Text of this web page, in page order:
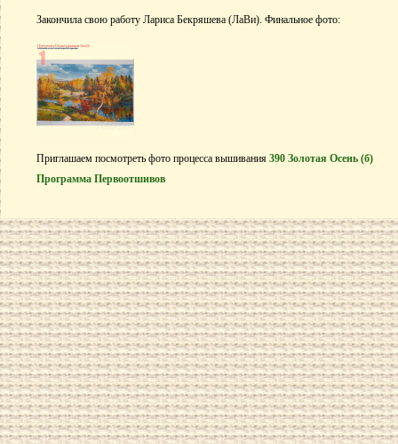
Закончила свою работу Лариса Бекряшева (ЛаВи). Финальное фото:
Приглашаем посмотреть фото процесса вышивания 390 Золотая Осень (б)
Программа Первоотшивов